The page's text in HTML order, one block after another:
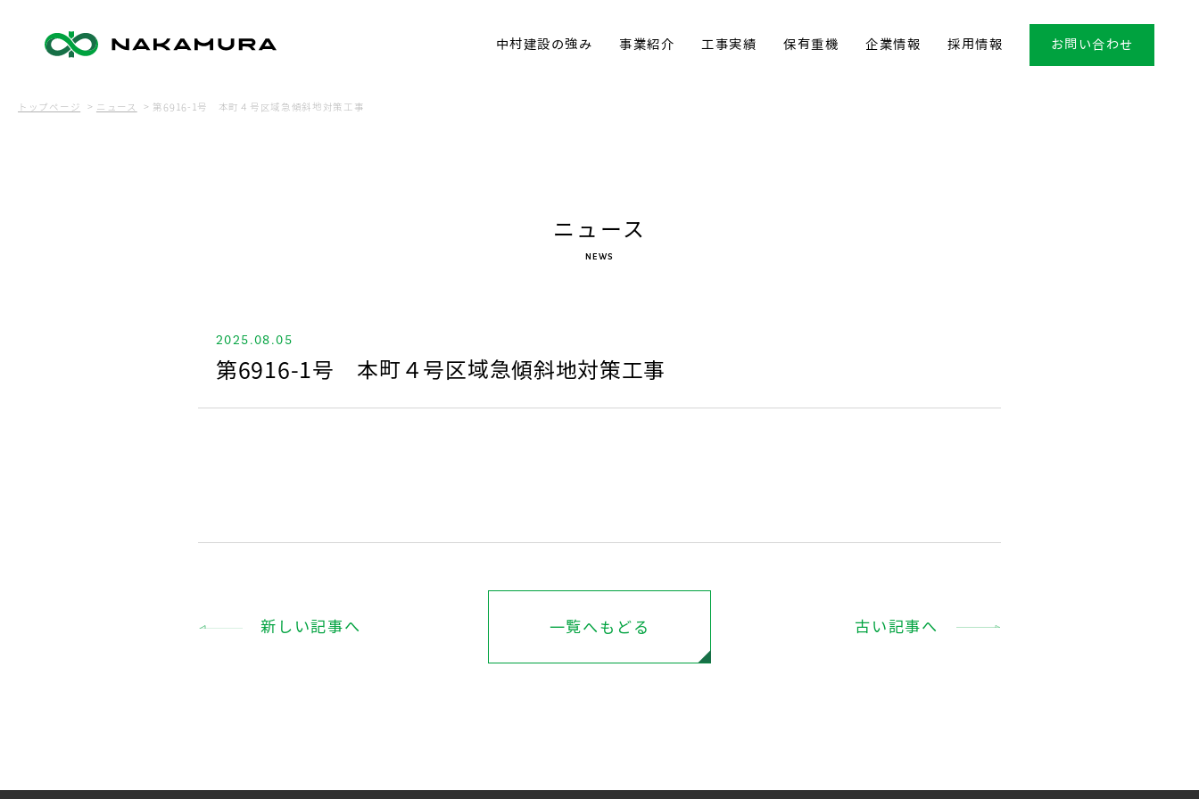
中村建設の強み 事業紹介 工事実績 保有重機 企業情報 採用情報 お問い合わせ
トップページ ニュース 第6916-1号 本町４号区域急傾斜地対策工事
ニュース
NEWS
2025.08.05
第6916-1号 本町４号区域急傾斜地対策工事
新しい記事へ 一覧へもどる 古い記事へ